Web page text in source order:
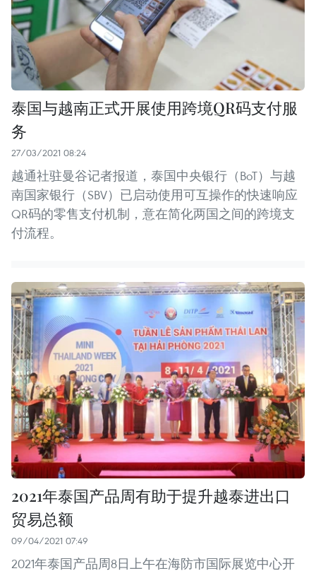
泰国与越南正式开展使用跨境QR码支付服
务
27/03/2021 08:24
越通社驻曼谷记者报道，泰国中央银行（BoT）与越
南国家银行（SBV）已启动使用可互操作的快速响应
QR码的零售支付机制，意在简化两国之间的跨境支
付流程。
2021年泰国产品周有助于提升越泰进出口
贸易总额
09/04/2021 07:49
2021年泰国产品周8日上午在海防市国际展览中心开